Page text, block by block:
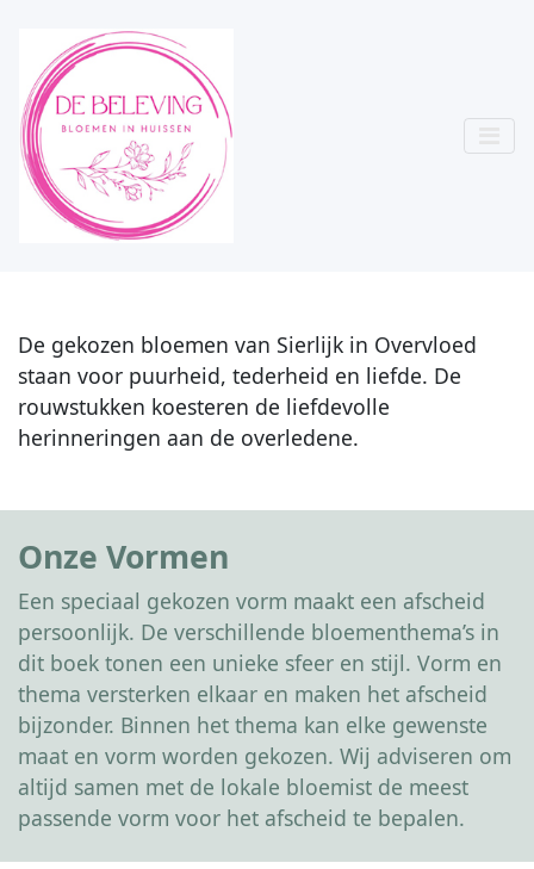
De gekozen bloemen van Sierlijk in Overvloed
staan voor puurheid, tederheid en liefde. De
rouwstukken koesteren de liefdevolle
herinneringen aan de overledene.
Onze Vormen
Een speciaal gekozen vorm maakt een afscheid
persoonlijk. De verschillende bloementhema’s in
dit boek tonen een unieke sfeer en stijl. Vorm en
thema versterken elkaar en maken het afscheid
bijzonder. Binnen het thema kan elke gewenste
maat en vorm worden gekozen. Wij adviseren om
altijd samen met de lokale bloemist de meest
passende vorm voor het afscheid te bepalen.